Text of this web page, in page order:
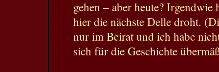
gehen – aber heute? Irgendwie
hier die nächste Delle droht.
nur im Beirat und ich habe
sich für die Geschichte